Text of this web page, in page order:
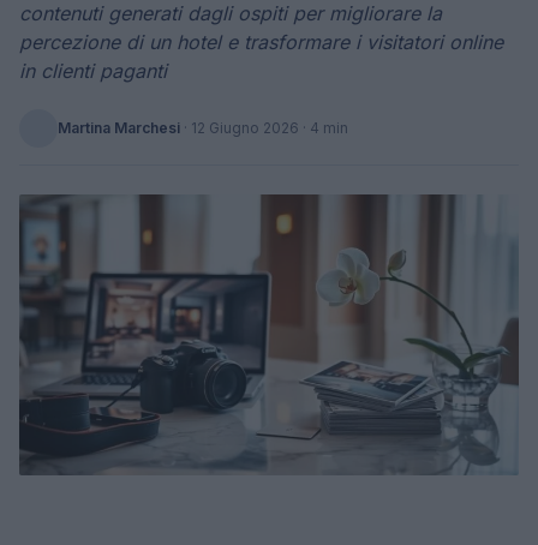
contenuti generati dagli ospiti per migliorare la
percezione di un hotel e trasformare i visitatori online
in clienti paganti
Martina Marchesi · 12 Giugno 2026 · 4 min